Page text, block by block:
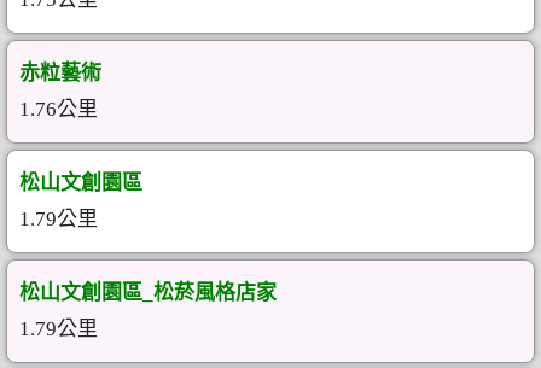
赤粒藝術
1.76公里
松山文創園區
1.79公里
松山文創園區_松菸風格店家
1.79公里